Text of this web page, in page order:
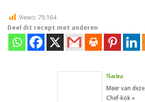
Views: 79.164
Deel dit recept met anderen
Nacira
Meer van deze
Chef-kok »